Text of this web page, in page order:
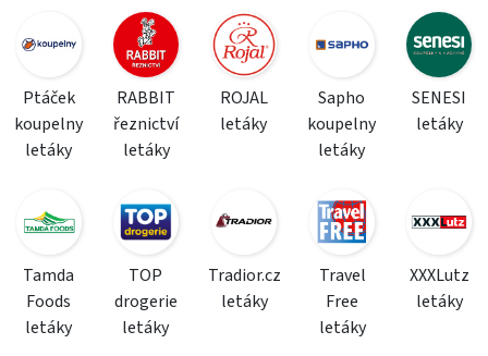
Ptáček
koupelny
letáky
RABBIT
řeznictví
letáky
ROJAL
letáky
Sapho
koupelny
letáky
SENESI
letáky
Tamda
Foods
letáky
TOP
drogerie
letáky
Tradior.cz
letáky
Travel
Free
letáky
XXXLutz
letáky